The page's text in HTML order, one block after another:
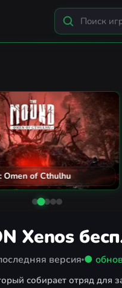
City Car
Xenos
версия ●
собирает отряд для